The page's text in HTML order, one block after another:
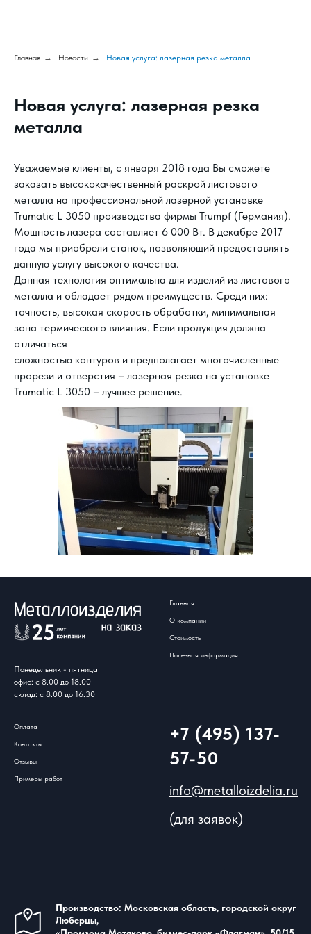
Главная → Новости → Новая услуга: лазерная резка металла
Новая услуга: лазерная резка
металла
Уважаемые клиенты, с января 2018 года Вы сможете
заказать высококачественный раскрой листового
металла на профессиональной лазерной установке
Trumatic L 3050 производства фирмы Trumpf (Германия).
Мощность лазера составляет 6 000 Вт. В декабре 2017
года мы приобрели станок, позволяющий предоставлять
данную услугу высокого качества.
Данная технология оптимальна для изделий из листового
металла и обладает рядом преимуществ. Среди них:
точность, высокая скорость обработки, минимальная
зона термического влияния. Если продукция должна
отличаться
сложностью контуров и предполагает многочисленные
прорези и отверстия – лазерная резка на установке
Trumatic L 3050 – лучшее решение.
Понедельник - пятница
офис: с 8.00 до 18.00
склад: с 8.00 до 16.30
Главная
О компании
Стоимость
Полезная информация
Оплата
Контакты
Отзывы
Примеры работ
+7 (495) 137-
57-50
info@metalloizdelia.ru
(для заявок)
Производство: Московская область, городской округ
Люберцы,